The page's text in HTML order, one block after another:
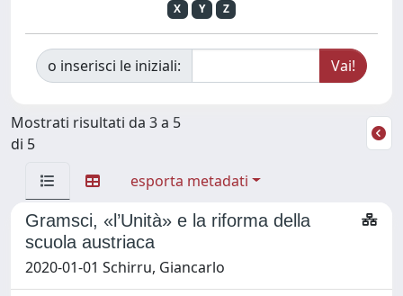
X
Y Z
o inserisci le iniziali:
Mostrati risultati da 3 a 5
di 5
esporta metadati
Gramsci, «l’Unità» e la riforma della
scuola austriaca
2020-01-01 Schirru, Giancarlo